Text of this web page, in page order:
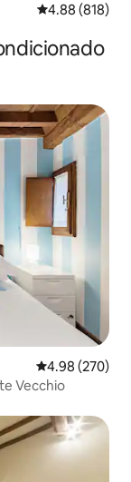
Calificación
4.88 (818)
Calificación
4.98 (270)
Vecchio